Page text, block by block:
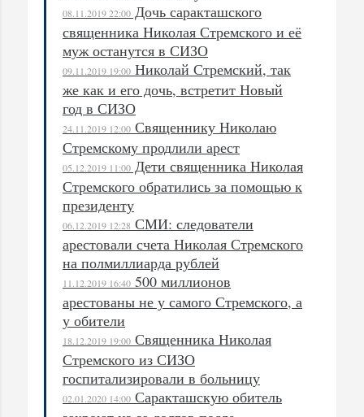
08.11.2019 22:00 Дочь саракташского
священника Николая Стремского и её
муж останутся в СИЗО
09.11.2019 19:00 Николай Стремский, так
же как и его дочь, встретит Новый
год в СИЗО
24.11.2019 12:00 Священнику Николаю
Стремскому продлили арест
05.12.2019 11:00 Дети священника Николая
Стремского обратились за помощью к
президенту
06.12.2019 12:28 СМИ: следователи
арестовали счета Николая Стремского
на полмиллиарда рублей
11.12.2019 16:40 500 миллионов
арестованы не у самого Стремского, а
у обители
18.12.2019 19:00 Священника Николая
Стремского из СИЗО
госпитализировали в больницу
02.01.2020 14:00 Саракташскую обитель